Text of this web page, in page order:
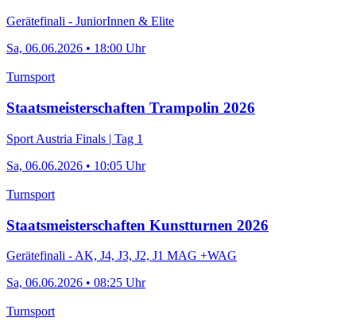
Gerätefinali - JuniorInnen & Elite
Sa, 06.06.2026 • 18:00 Uhr
Turnsport
Staatsmeisterschaften Trampolin 2026
Sport Austria Finals | Tag 1
Sa, 06.06.2026 • 10:05 Uhr
Turnsport
Staatsmeisterschaften Kunstturnen 2026
Gerätefinali - AK, J4, J3, J2, J1 MAG +WAG
Sa, 06.06.2026 • 08:25 Uhr
Turnsport